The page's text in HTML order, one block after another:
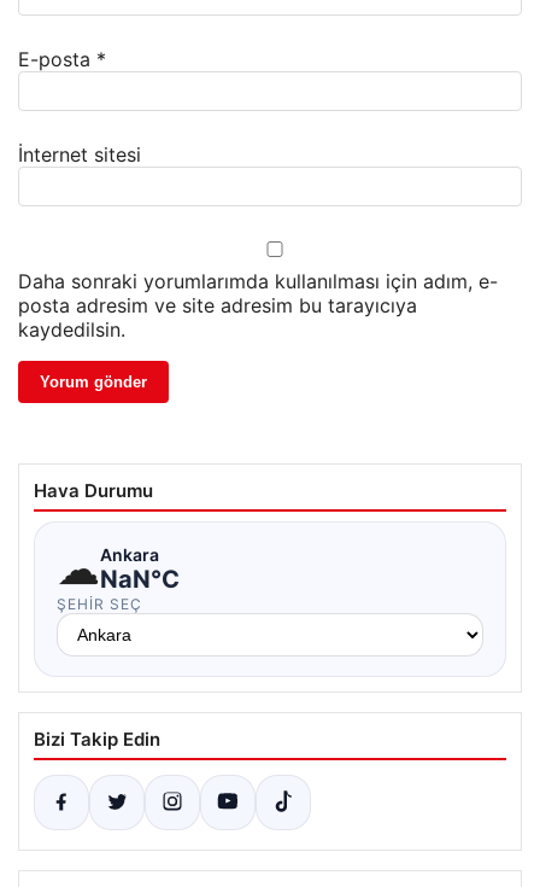
E-posta *
İnternet sitesi
Daha sonraki yorumlarımda kullanılması için adım, e-
posta adresim ve site adresim bu tarayıcıya
kaydedilsin.
Hava Durumu
☁Ankara
NaN°C
ŞEHIR SEÇ
Bizi Takip Edin